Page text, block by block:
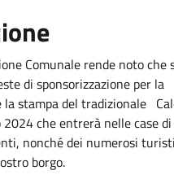
Comunale rende noto che
di sponsorizzazione per la
la stampa del tradizionale
2024 che entrerà nelle case
nonché dei numerosi
borgo.